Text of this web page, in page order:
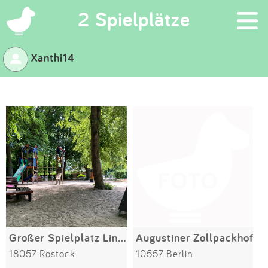
2 Spielplätze ×
Suchen
Eintragen
App
Blog
Partner
Kontakt
Xanthi14
Großer Spielplatz Lindenpark
18057 Rostock
Augustiner Zollpackhof
10557 Berlin